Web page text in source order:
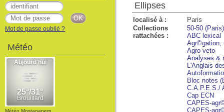
Ellipses
localisé à :
Paris
Collections
rattachées :
50-50 (Paris)
ABC lexical
Agr©gation,
Agro veto
Analyses &
L'Anglais
Bloc notes
C.A.P.E.S./
Cap ECN
CAPES-
CAPES-
Mot de passe oublié ?
Météo
Météo Mostaganem